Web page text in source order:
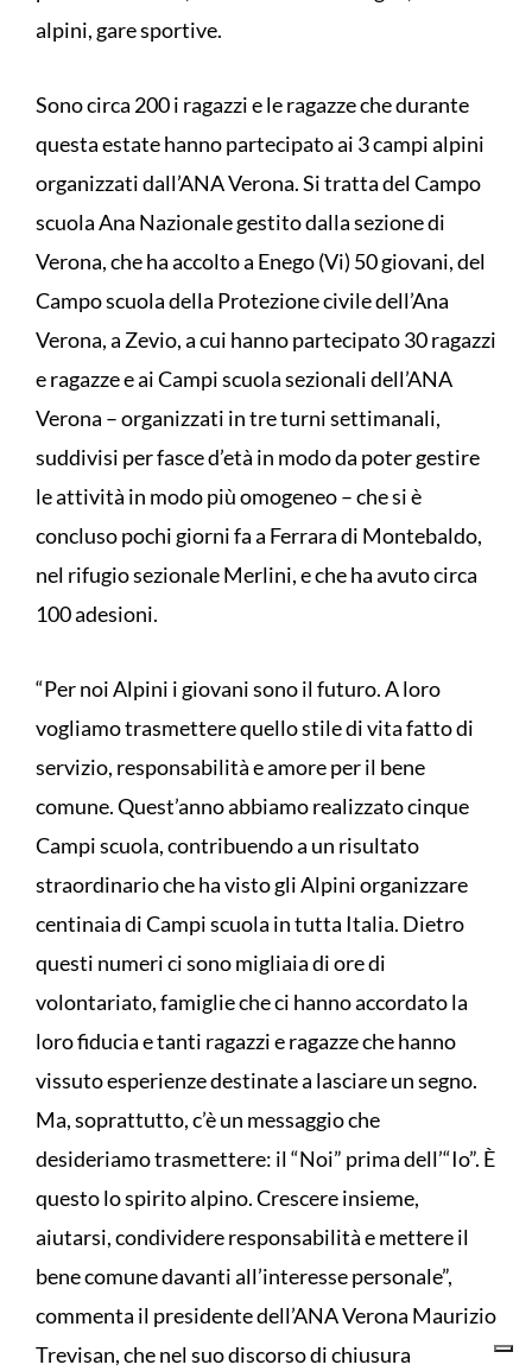
alpini, gare sportive.
Sono circa 200 i ragazzi e le ragazze che durante
questa estate hanno partecipato ai 3 campi alpini
organizzati dall’ANA Verona. Si tratta del Campo
scuola Ana Nazionale gestito dalla sezione di
Verona, che ha accolto a Enego (Vi) 50 giovani, del
Campo scuola della Protezione civile dell’Ana
Verona, a Zevio, a cui hanno partecipato 30 ragazzi
e ragazze e ai Campi scuola sezionali dell’ANA
Verona – organizzati in tre turni settimanali,
suddivisi per fasce d’età in modo da poter gestire
le attività in modo più omogeneo – che si è
concluso pochi giorni fa a Ferrara di Montebaldo,
nel rifugio sezionale Merlini, e che ha avuto circa
100 adesioni.
“Per noi Alpini i giovani sono il futuro. A loro
vogliamo trasmettere quello stile di vita fatto di
servizio, responsabilità e amore per il bene
comune. Quest’anno abbiamo realizzato cinque
Campi scuola, contribuendo a un risultato
straordinario che ha visto gli Alpini organizzare
centinaia di Campi scuola in tutta Italia. Dietro
questi numeri ci sono migliaia di ore di
volontariato, famiglie che ci hanno accordato la
loro fiducia e tanti ragazzi e ragazze che hanno
vissuto esperienze destinate a lasciare un segno.
Ma, soprattutto, c’è un messaggio che
desideriamo trasmettere: il “Noi” prima dell’“Io”. È
questo lo spirito alpino. Crescere insieme,
aiutarsi, condividere responsabilità e mettere il
bene comune davanti all’interesse personale”,
commenta il presidente dell’ANA Verona Maurizio
Trevisan, che nel suo discorso di chiusura